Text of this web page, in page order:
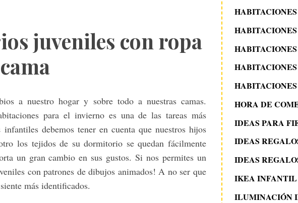
juveniles con ropa
a nuestro hogar y sobre todo a nuestras camas.
para el invierno es una de las tareas más
debemos tener en cuenta que nuestros hijos
los tejidos de su dormitorio se quedan fácilmente
un gran cambio en sus gustos. Si nos permites un
con patrones de dibujos animados! A no ser que
más identificados.
HORA DE
IDEAS PARA
IDEAS
IDEAS
IKEA INFANTIL
ILUMINACIÓN